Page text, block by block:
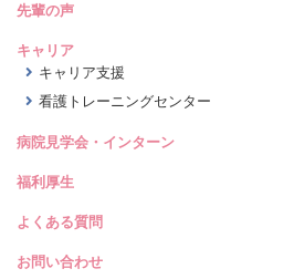
先輩の声
キャリア
キャリア支援
看護トレーニングセンター
病院見学会・インターン
福利厚生
よくある質問
お問い合わせ